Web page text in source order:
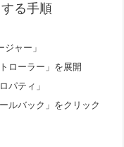
る手順
ャー」
ローラー」を展開
パティ」
ルバック」をクリック